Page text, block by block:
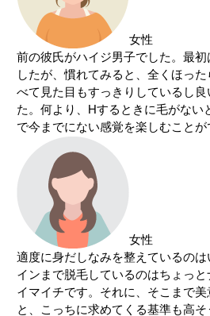
女性
前の彼氏がハイジ男子でした。最
したが、慣れてみると、全くほっ
べて見た目もすっきりしているし
た。何より、Hするときに毛がない
で今までにない感覚を楽しむことが
女性
適度に身だしなみを整えているの
インまで脱毛しているのはちょっ
イマイチです。それに、そこまで
と、こっちに求めてくる基準も高